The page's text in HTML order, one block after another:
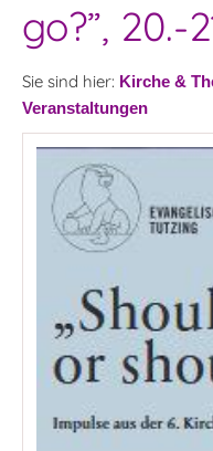
go?”, 20.-
Sie sind hier: Kirche &
Veranstaltungen